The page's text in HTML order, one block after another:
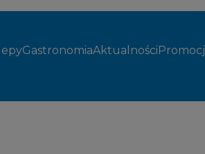
GastronomiaAktualności